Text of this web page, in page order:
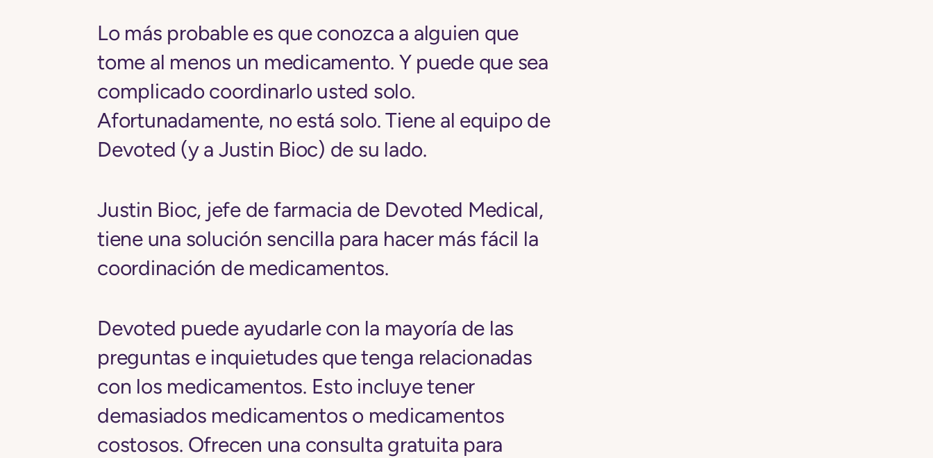
Lo más probable es que conozca a alguien que
tome al menos un medicamento. Y puede que sea
complicado coordinarlo usted solo.
Afortunadamente, no está solo. Tiene al equipo de
Devoted (y a Justin Bioc) de su lado.
Justin Bioc, jefe de farmacia de Devoted Medical,
tiene una solución sencilla para hacer más fácil la
coordinación de medicamentos.
Devoted puede ayudarle con la mayoría de las
preguntas e inquietudes que tenga relacionadas
con los medicamentos. Esto incluye tener
demasiados medicamentos o medicamentos
costosos. Ofrecen una consulta gratuita para